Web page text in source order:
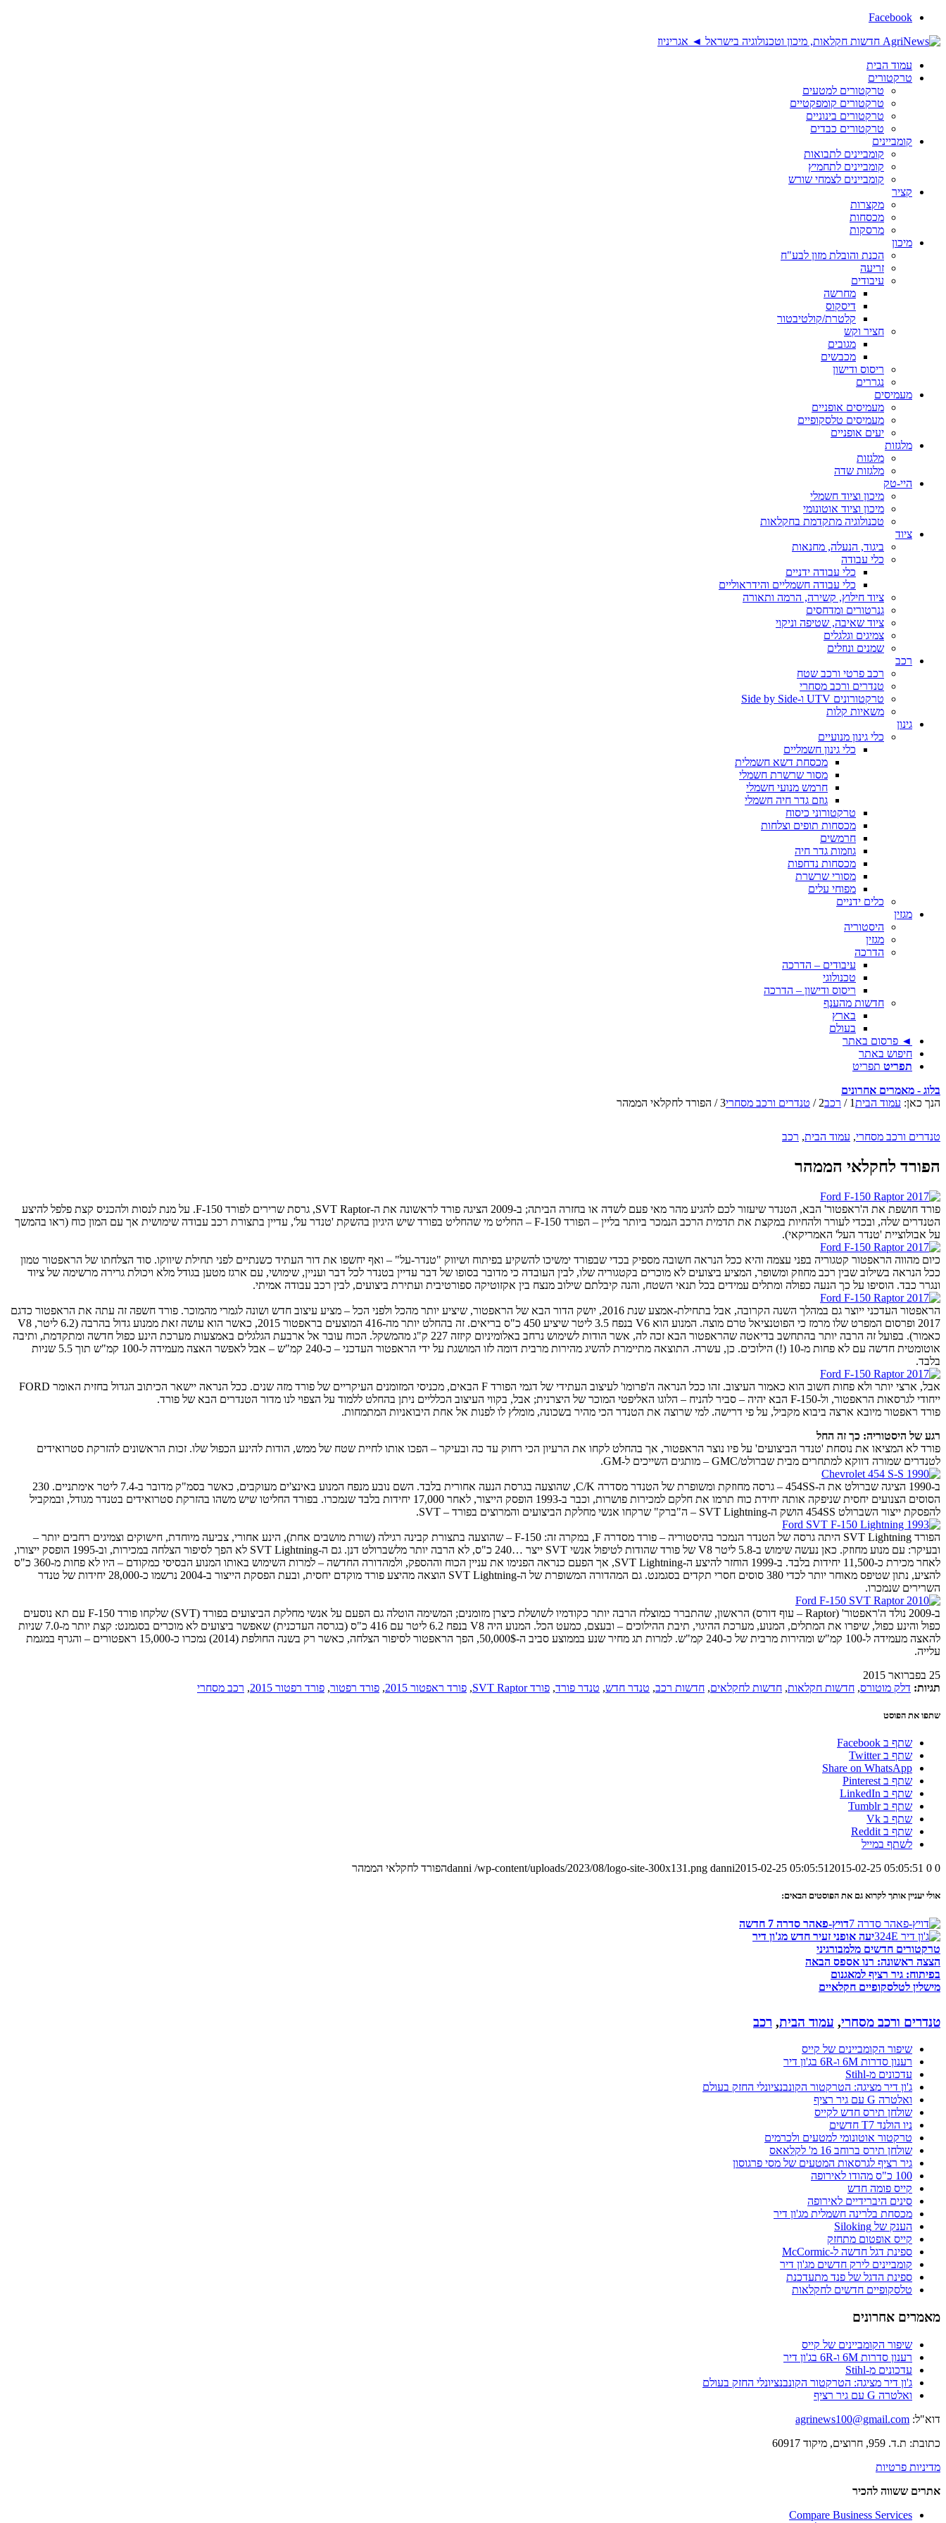
Facebook
עמוד הבית
טרקטורים
טרקטורים למטעים
טרקטורים קומפקטיים
טרקטורים בינוניים
טרקטורים כבדים
קומביינים
קומביינים לתבואות
קומביינים לתחמיץ
קומביינים לצמחי שורש
קציר
מקצרות
מכסחות
מרסקות
מיכון
הכנת והובלת מזון לבע"ח
זריעה
עיבודים
מחרשה
דיסקוס
קלטרת/קולטיבטור
חציר וקש
מגובים
מכבשים
ריסוס ודישון
נגררים
מעמיסים
מעמיסים אופניים
מעמיסים טלסקופיים
יעים אופניים
מלגזות
מלגזות
מלגזות שדה
היי-טק
מיכון וציוד חשמלי
מיכון וציוד אוטונומי
טכנולוגיה מתקדמת בחקלאות
ציוד
ביגוד, הנעלה, מחנאות
כלי עבודה
כלי עבודה ידניים
כלי עבודה חשמליים והידראוליים
ציוד חילוץ, קשירה, הרמה ותאורה
גנרטורים ומדחסים
ציוד שאיבה, שטיפה וניקוי
צמיגים וגלגלים
שמנים ונוזלים
רכב
רכב פרטי ורכב שטח
טנדרים ורכב מסחרי
טרקטורונים UTV ו-Side by Side
משאיות קלות
גינון
כלי גינון מנועיים
כלי גינון חשמליים
מכסחת דשא חשמלית
מסור שרשרת חשמלי
חרמש מנועי חשמלי
גוזם גדר חיה חשמלי
טרקטורוני כיסוח
מכסחות תופים וצלחות
חרמשים
גוזמות גדר חיה
מכסחות נדחפות
מסורי שרשרת
מפוחי עלים
כלים ידניים
מגזין
היסטוריה
מגזין
הדרכה
עיבודים – הדרכה
טכנולוגי
ריסוס ודישון – הדרכה
חדשות מהענף
בארץ
בעולם
◄ פרסום באתר
חיפוש באתר
תפריט תפריט
בלוג - מאמרים אחרונים
הנך כאן: עמוד הבית1
/ רכב2
/ טנדרים ורכב מסחרי3
/ הפורד לחקלאי הממהר
טנדרים ורכב מסחרי, עמוד הבית, רכב
הפורד לחקלאי הממהר
פורד חושפת את ה'ראפטור' הבא, הטנדר שיעזור לכם להגיע מהר מאי פעם לשדה או בחזרה הביתה; ב-2009 הציגה פורד לראשונה את ה-SVT Raptor, גרסת שרירים לפורד F-150. על מנת לנסות ולהכניס קצת פלפל להיצע
הטנדרים שלה, ובכדי לעורר ולהחיות במקצת את תדמית הרכב הנמכר ביותר בליין – הפורד F-150 – החליט מי שהחליט בפורד שיש היגיון בהשקת 'טנדר על', עדיין בתצורת רכב עבודה שימושית אך עם המון כוח (ראו בהמשך
על אבולוציית 'טנדר העל' האמריקאי).
כיום מהווה הראפטור קטגוריה בפני עצמה והיא ככל הנראה חשובה מספיק בכדי שבפורד ימשיכו להשקיע בפיתוח ושיווק "טנדר-על" – ואף יחשפו את דור העתיד כשנתיים לפני תחילת שיווקו. סוד הצלחתו של הראפטור טמון
ככל הנראה בשילוב שבין רכב מחוזק ומשופר, המציע ביצועים לא מוכרים בקטגוריה שלו, לבין העובדה כי מדובר בסופו של דבר עדיין בטנדר לכל דבר ועניין, שימושי, עם ארגז מטען בגודל מלא ויכולת גרירה מרשימה של ציוד
ונגרר כבד. הוסיפו על כך הנעה כפולה ומתלים עמידים בכל תנאי השטח, והנה קיבלתם שילוב מנצח בין אקזוטיקה ספורטיבית ועתירת ביצועים, לבין רכב עבודה אמיתי.
הראפטור העדכני ייוצר גם במהלך השנה הקרובה, אבל בתחילת-אמצע שנת 2016, יושק הדור הבא של הראפטור, שיציע יותר מהכל ולפני הכל – מציע עיצוב חדש ושונה לגמרי מהמוכר. פורד חשפה זה עתה את הראפטור כדגם
2017 ופרסום המפרט שלו מרמז כי הפוטנציאל טרם מוצה. המנוע הוא V6 בנפח 3.5 ליטר שיציע 450 כ"ס בריאים. זה בהחלט יותר מה-416 המוצעים בראפטור 2015, כאשר הוא עושה זאת ממנוע גדול בהרבה (6.2 ליטר, V8
כאמור). בפועל זה הרבה יותר בהתחשב בדיאטה שהראפטור הבא זכה לה, אשר הודות לשימוש נרחב באלומיניום קיזזה 227 ק"ג מהמשקל. הכוח עובר אל ארבעת הגלגלים באמצעות מערכת הינע כפול חדשה ומתקדמת, ותיבה
אוטומטית חדשה עם לא פחות מ-10 (!) הילוכים. כן, עשרה. התוצאה מתיימרת להשיג מהירות מרבית דומה לזו המושגת על ידי הראפטור העדכני – כ-240 קמ"ש – אבל לאפשר האצה מעמידה ל-100 קמ"ש תוך 5.5 שניות
בלבד.
אבל, ארצי יותר ולא פחות חשוב הוא כאמור העיצוב. זהו ככל הנראה ה'פרומו' לעיצוב העתידי של דגמי הפורד F הבאים, מכניסי המזומנים העיקריים של פורד מזה שנים. ככל הנראה יישאר הכיתוב הגדול בחזית האומר FORD
ייחודי לגרסאות הראפטור, ול-F-150 הבא יהיה – סביר להניח – הלוגו האליפטי המוכר של היצרנית; אבל, בקווי העיצוב הכלליים ניתן בהחלט ללמוד על הצפוי לנו מדור הטנדרים הבא של פורד.
פורד ראפטור מיובא ארצה ביבוא מקביל, על פי דרישה. למי שרוצה את הטנדר הכי מהיר בשכונה, מומלץ לו לפנות אל אחת היבואניות המתמחות.
רגע של היסטוריה: כך זה החל
פורד לא המציאו את נוסחת 'טנדר הביצועים' על פיו נוצר הראפטור, אך בהחלט לקחו את הרעיון הכי רחוק עד כה ובעיקר – הפכו אותו לחיית שטח של ממש, הודות להינע הכפול שלו. זכות הראשונים להזרקת סטרואידים
לטנדרים שמורה דווקא למתחרים מבית שברולט/GMC – מותגים השייכים ל-GM.
ב-1990 הציגה שברולט את ה-454SS – גרסה מחוזקת ומשופרת של הטנדר מסדרה C/K, שהוצעה בגרסת הנעה אחורית בלבד. השם נובע מנפח המנוע באינצ'ים מעוקבים, כאשר בסמ"ק מדובר ב-7.4 ליטר אימתניים. 230
הסוסים הצנועים יחסית שניפקה אותה יחידת כוח תרמו את חלקם למכירות פושרות, וכבר ב-1993 הופסק הייצור, לאחר 17,000 יחידות בלבד שנמכרו. בפורד החליטו שיש משהו בהזרקת סטרואידים בטנדר מגודל, ובמקביל
להפסקת ייצור השברולט 454SS הושק ה-SVT Lightning – ה"ברק" שרקחו אנשי מחלקת הביצועים והמרוצים בפורד – SVT.
הפורד SVT Lightning היתה גרסה של הטנדר הנמכר בהיסטוריה – פורד מסדרה F, במקרה זה: F-150 – שהוצעה בתצורת קבינה רגילה (שורת מושבים אחת), הינע אחורי, צביעה מיוחדת, חישוקים וצמיגים רחבים יותר –
ובעיקר: עם מנוע מחוזק. כאן נעשה שימוש ב-5.8 ליטר V8 של פורד שהודות לטיפול אנשי SVT ייצר …240 כ"ס, לא הרבה יותר מלשברולט דנן. גם ה-SVT Lightning לא הפך לסיפור הצלחה במכירות, וב-1995 הופסק ייצורו,
לאחר מכירת כ-11,500 יחידות בלבד. ב-1999 הוחזר להיצע ה-SVT Lightning, אך הפעם כנראה הפנימו את עניין הכוח וההספק, ולמהדורה החדשה – למרות השימוש באותו המנוע הבסיסי כמקודם – היו לא פחות מ-360 כ"ס
להציע, נתון שטיפס מאוחר יותר לכדי 380 סוסים חסרי תקדים בסגמנט. גם המהדורה המשופרת של ה-SVT Lightning הוצאה מהיצע פורד מוקדם יחסית, ובעת הפסקת הייצור ב-2004 נרשמו כ-28,000 יחידות של טנדר
השרירים שנמכרו.
ב-2009 נולד ה'ראפטור' (Raptor – עוף דורס) הראשון, שהתברר כמוצלח הרבה יותר כקודמיו לשושלת כיצרן מזומנים; המשימה הוטלה גם הפעם על אנשי מחלקת הביצועים בפורד (SVT) שלקחו פורד F-150 עם תא נוסעים
כפול והינע כפול, שיפרו את המתלים, המנוע, מערכת ההיגוי, תיבת ההילוכים – ובעצם, כמעט הכל. המנוע היה V8 בנפח 6.2 ליטר עם 416 כ"ס (בגרסה העדכנית) שאפשר ביצועים לא מוכרים בסגמנט: קצת יותר מ-7.0 שניות
להאצה מעמידה ל-100 קמ"ש ומהירות מרבית של כ-240 קמ"ש. למרות תג מחיר שנע בממוצע סביב ה-50,000$, הפך הראפטור לסיפור הצלחה, כאשר רק בשנה החולפת (2014) נמכרו כ-15,000 ראפטורים – והגרף במגמת
עלייה.
25 בפברואר 2015
תגיות: דלק מוטורס, חדשות חקלאות, חדשות לחקלאים, חדשות רכב, טנדר חדש, טנדר פורד, פורד SVT Raptor , פורד ראפטור 2015 , פורד רפטור, פורד רפטור 2015 , רכב מסחרי
שתפו את הפוסט
שתף ב Facebook
שתף ב Twitter
Share on WhatsApp
שתף ב Pinterest
שתף ב LinkedIn
שתף ב Tumblr
שתף ב Vk
שתף ב Reddit
לשתף במייל
0
0
danni /wp-content/uploads/2023/08/logo-site-300x131.png danni2015-02-25 05:05:51 2015-02-25 05:05:51 הפורד לחקלאי הממהר
אולי יעניין אותך לקרוא גם את הפוסטים הבאים:
דויץ-פאהר סדרה 7 חדשה
יעה אופני זעיר חדש מג'ון דיר
טרקטורים חדשים מלמבורגיני
הצצה ראשונה: רנו אספס הבאה
בפיתוח: גיר רציף למאגנום
מישלין לטלסקופיים חקלאיים
טנדרים ורכב מסחרי, עמוד הבית, רכב
שיפור הקומביינים של קייס
רענון סדרות 6M ו-6R בג'ון דיר
עדכונים מ-Stihl
ג'ון דיר מציגה: הטרקטור הקונבנציונלי החזק בעולם
ואלטרה G עם גיר רציף
שולחן תירס חדש לקייס
ניו הולנד T7 חדשים
טרקטור אוטונומי למטעים ולכרמים
שולחן תירס ברוחב 16 מ' לקלאאס
גיר רציף לגרסאות המטעים של מסי פרגוסון
100 כ"ס מהודו לאירופה
קייס פומה חדש
סינים היברידיים לאירופה
מכסחת בלרינה חשמלית מג'ון דיר
הענק של Siloking
קייס אופטום מתחזק
ספינת דגל חדשה ל-McCormic
קומביינים לירק חדשים מג'ון דיר
ספינת הדגל של פנד מתעדכנת
טלסקופיים חדשים לחקלאות
מאמרים אחרונים
שיפור הקומביינים של קייס
רענון סדרות 6M ו-6R בג'ון דיר
עדכונים מ-Stihl
ג'ון דיר מציגה: הטרקטור הקונבנציונלי החזק בעולם
ואלטרה G עם גיר רציף
דוא"ל: agrinews100@gmail.com
כתובת: ת.ד. 959, חרוצים, מיקוד 60917
מדיניות פרטיות
אתרים ששווה להכיר
Compare Business Services